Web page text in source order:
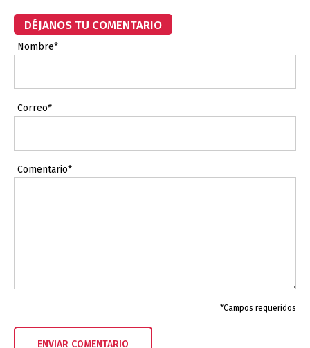
DÉJANOS TU COMENTARIO
Nombre*
Correo*
Comentario*
*Campos requeridos